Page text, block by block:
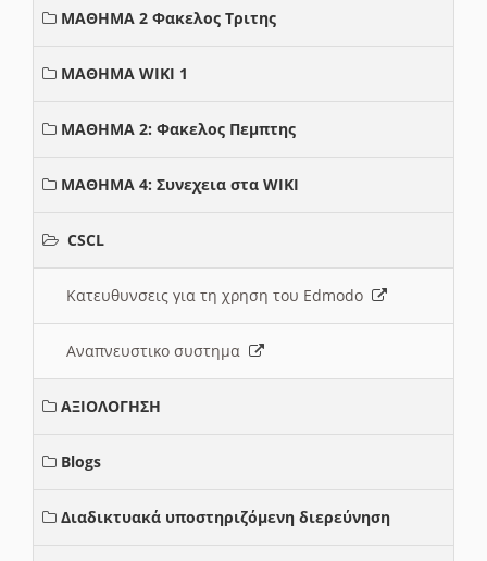
ΜΑΘΗΜΑ 2 Φακελος Τριτης
ΜΑΘΗΜΑ WIKI 1
ΜΑΘΗΜΑ 2: Φακελος Πεμπτης
ΜΑΘΗΜΑ 4: Συνεχεια στα WIKI
CSCL
Κατευθυνσεις για τη χρηση του Edmodo
Αναπνευστικο συστημα
ΑΞΙΟΛΟΓΗΣΗ
Blogs
Διαδικτυακά υποστηριζόμενη διερεύνηση